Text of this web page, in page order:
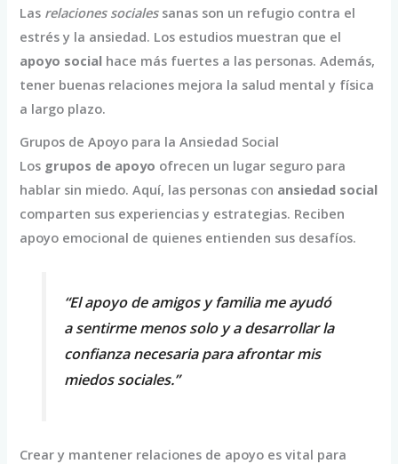
Las relaciones socialessanas son un refugio contra el
estrés y la ansiedad. Los estudios muestran que el
apoyo social hace más fuertes a las personas. Además,
tener buenas relaciones mejora la salud mental y física
a largo plazo.
Grupos de Apoyo para la Ansiedad Social
Los grupos de apoyo ofrecen un lugar seguro para
hablar sin miedo. Aquí, las personas con ansiedad social
comparten sus experiencias y estrategias. Reciben
apoyo emocional de quienes entienden sus desafíos.
“El apoyo de amigos y familia me ayudó
a sentirme menos solo y a desarrollar la
confianza necesaria para afrontar mis
miedos sociales.”
Crear y mantener relaciones de apoyo es vital para